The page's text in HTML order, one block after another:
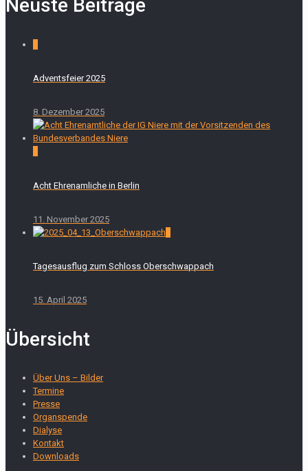
Neuste Beiträge
Adventsfeier 2025
8. Dezember 2025
Acht Ehrenamliche in Berlin
11. November 2025
Tagesausflug zum Schloss Oberschwappach
15. April 2025
Übersicht
Über Uns – Bilder
Termine
Presse
Organspende
Dialyse
Kontakt
Downloads